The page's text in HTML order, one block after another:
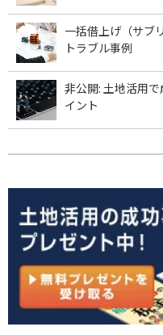
一括借上げ（サブ
トラブル事例
非公開: 土地活用
イント